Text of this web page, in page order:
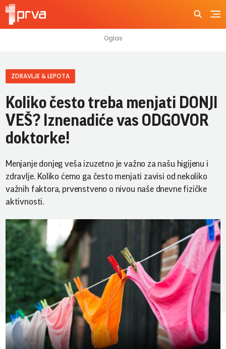
ZDRAVLJE & LEPOTA
Koliko često treba menjati DONJI
VEŠ? Iznenadiće vas ODGOVOR
doktorke!
Menjanje donjeg veša izuzetno je važno za našu higijenu i
zdravlje. Koliko ćemo ga često menjati zavisi od nekoliko
važnih faktora, prvenstveno o nivou naše dnevne fizičke
aktivnosti.